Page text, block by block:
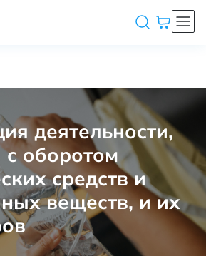
деятельности,
с оборотом
средств и
веществ, и их